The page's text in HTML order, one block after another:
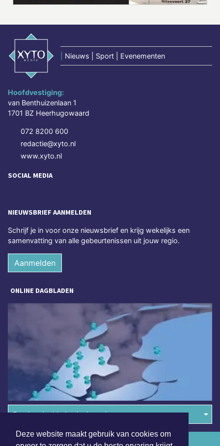
Deze website maakt gebruik van cookies om
Nieuws | Sport | Evenementen
Hoofdvestiging:
van Benthuizenlaan 1
1701 BZ Heerhugowaard
072 8200 600
redactie@xyto.nl
www.xyto.nl
SOCIAL MEDIA
NIEUWSBRIEF AANMELDEN
Schrijf je in voor onze nieuwsbrief en krijg wekelijks een
samenvatting van alle gebeurtenissen uit jouw regio.
Aanmelden
ONLINE DAGBLADEN
Overige dagbladen in de regio
Algemene voorwaarden